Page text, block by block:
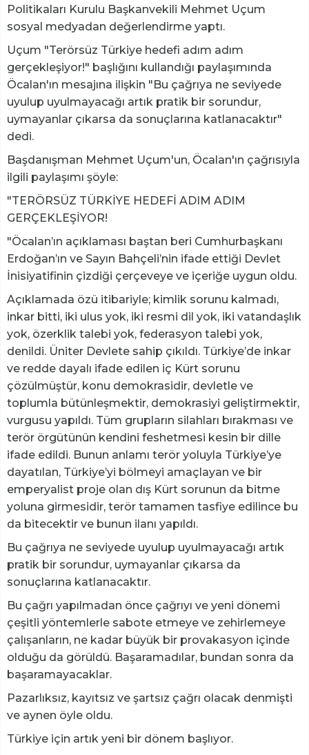
Politikaları Kurulu Başkanvekili Mehmet Uçum
sosyal medyadan değerlendirme yaptı.
Uçum "Terörsüz Türkiye hedefi adım adım
gerçekleşiyor!" başlığını kullandığı paylaşımında
Öcalan'ın mesajına ilişkin "Bu çağrıya ne seviyede
uyulup uyulmayacağı artık pratik bir sorundur,
uymayanlar çıkarsa da sonuçlarına katlanacaktır"
dedi.
Başdanışman Mehmet Uçum'un, Öcalan'ın çağrısıyla
ilgili paylaşımı şöyle:
"TERÖRSÜZ TÜRKİYE HEDEFİ ADIM ADIM
GERÇEKLEŞİYOR!
"Öcalan’ın açıklaması baştan beri Cumhurbaşkanı
Erdoğan’ın ve Sayın Bahçeli’nin ifade ettiği Devlet
İnisiyatifinin çizdiği çerçeveye ve içeriğe uygun oldu.
Açıklamada özü itibariyle; kimlik sorunu kalmadı,
inkar bitti, iki ulus yok, iki resmi dil yok, iki vatandaşlık
yok, özerklik talebi yok, federasyon talebi yok,
denildi. Üniter Devlete sahip çıkıldı. Türkiye’de inkar
ve redde dayalı ifade edilen iç Kürt sorunu
çözülmüştür, konu demokrasidir, devletle ve
toplumla bütünleşmektir, demokrasiyi geliştirmektir,
vurgusu yapıldı. Tüm grupların silahları bırakması ve
terör örgütünün kendini feshetmesi kesin bir dille
ifade edildi. Bunun anlamı terör yoluyla Türkiye’ye
dayatılan, Türkiye’yi bölmeyi amaçlayan ve bir
emperyalist proje olan dış Kürt sorunun da bitme
yoluna girmesidir, terör tamamen tasfiye edilince bu
da bitecektir ve bunun ilanı yapıldı.
Bu çağrıya ne seviyede uyulup uyulmayacağı artık
pratik bir sorundur, uymayanlar çıkarsa da
sonuçlarına katlanacaktır.
Bu çağrı yapılmadan önce çağrıyı ve yeni dönemi
çeşitli yöntemlerle sabote etmeye ve zehirlemeye
çalışanların, ne kadar büyük bir provakasyon içinde
olduğu da görüldü. Başaramadılar, bundan sonra da
başaramayacaklar.
Pazarlıksız, kayıtsız ve şartsız çağrı olacak denmişti
ve aynen öyle oldu.
Türkiye için artık yeni bir dönem başlıyor.